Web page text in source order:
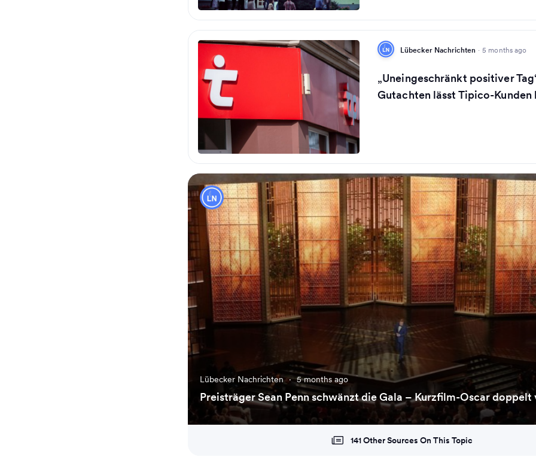
Lübecker Nachrichten · 5 months ago
„Uneingeschränkt positiver
Gutachten lässt Tipico-Kunden
Lübecker Nachrichten · 5 months ago
Preisträger Sean Penn schwänzt die Gala – Kurzfilm-Oscar doppelt
141 Other Sources On This Topic